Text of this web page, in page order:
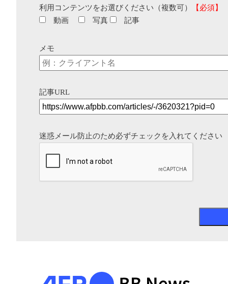
利用コンテンツをお選びください（複数可）
【必須】
動画
写真 記事
メモ
記事URL
迷惑メール防止のため必ずチェックを入れてください